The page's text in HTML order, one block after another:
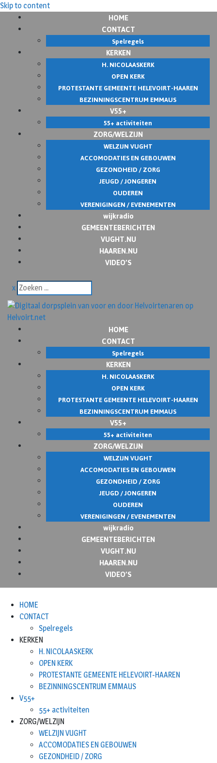
Skip to content
HOME
CONTACT
Spelregels
KERKEN
H. NICOLAASKERK
OPEN KERK
PROTESTANTE GEMEENTE HELEVOIRT-HAAREN
BEZINNINGSCENTRUM EMMAUS
V55+
55+ activiteiten
ZORG/WELZIJN
WELZIJN VUGHT
ACCOMODATIES EN GEBOUWEN
GEZONDHEID / ZORG
JEUGD / JONGEREN
OUDEREN
VERENIGINGEN / EVENEMENTEN
wijkradio
GEMEENTEBERICHTEN
VUGHT.NU
HAAREN.NU
VIDEO’S
x
HOME
CONTACT
Spelregels
KERKEN
H. NICOLAASKERK
OPEN KERK
PROTESTANTE GEMEENTE HELEVOIRT-HAAREN
BEZINNINGSCENTRUM EMMAUS
V55+
55+ activiteiten
ZORG/WELZIJN
WELZIJN VUGHT
ACCOMODATIES EN GEBOUWEN
GEZONDHEID / ZORG
JEUGD / JONGEREN
OUDEREN
VERENIGINGEN / EVENEMENTEN
wijkradio
GEMEENTEBERICHTEN
VUGHT.NU
HAAREN.NU
VIDEO’S
HOME
CONTACT
Spelregels
KERKEN
H. NICOLAASKERK
OPEN KERK
PROTESTANTE GEMEENTE HELEVOIRT-HAAREN
BEZINNINGSCENTRUM EMMAUS
V55+
55+ activiteiten
ZORG/WELZIJN
WELZIJN VUGHT
ACCOMODATIES EN GEBOUWEN
GEZONDHEID / ZORG